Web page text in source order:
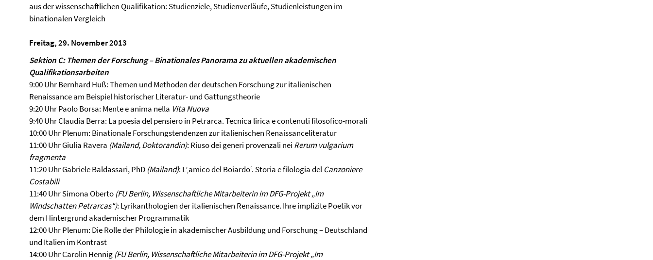
aus der wissenschaftlichen Qualifikation: Studienziele, Studienverläufe, Studienleistungen im
binationalen Vergleich
Freitag, 29. November 2013
Sektion C: Themen der Forschung – Binationales Panorama zu aktuellen akademischen
Qualifikationsarbeiten
9:00 Uhr Bernhard Huß: Themen und Methoden der deutschen Forschung zur italienischen
Renaissance am Beispiel historischer Literatur- und Gattungstheorie
9:20 Uhr Paolo Borsa: Mente e anima nella Vita Nuova
9:40 Uhr Claudia Berra: La poesia del pensiero in Petrarca. Tecnica lirica e contenuti filosofico-morali
10:00 Uhr Plenum: Binationale Forschungstendenzen zur italienischen Renaissanceliteratur
11:00 Uhr Giulia Ravera (Mailand, Doktorandin): Riuso dei generi provenzali nei Rerum vulgarium
fragmenta
11:20 Uhr Gabriele Baldassari, PhD (Mailand): L’‚amico del Boiardo‘. Storia e filologia del Canzoniere
Costabili
11:40 Uhr Simona Oberto (FU Berlin, Wissenschaftliche Mitarbeiterin im DFG-Projekt „Im
WindschattenPetrarcas“): Lyrikanthologien der italienischen Renaissance. Ihre implizite Poetik vor
dem Hintergrund akademischer Programmatik
12:00 Uhr Plenum: Die Rolle der Philologie in akademischer Ausbildung und Forschung – Deutschland
und Italien im Kontrast
14:00 Uhr Carolin Hennig (FU Berlin, Wissenschaftliche Mitarbeiterin im DFG-Projekt „Im